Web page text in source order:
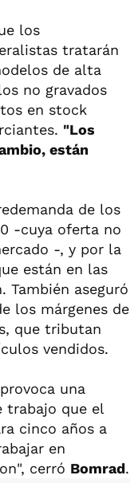
los
tratarán
de alta
no gravados
en stock
"Los
están
de los
-cuya oferta no
-, y por la
están en las
También aseguró
los márgenes de
que tributan
vendidos.
una
trabajo que el
cinco años a
en
cerró Bomrad.